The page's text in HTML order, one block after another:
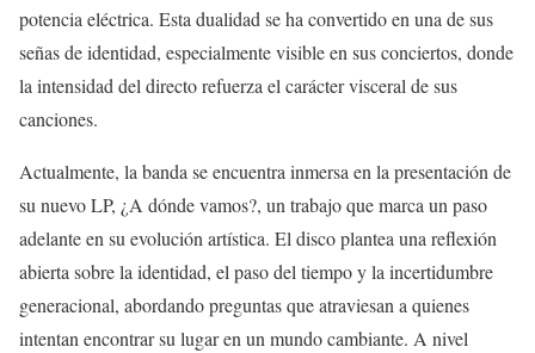
potencia eléctrica. Esta dualidad se ha convertido en una de sus
señas de identidad, especialmente visible en sus conciertos, donde
la intensidad del directo refuerza el carácter visceral de sus
canciones.
Actualmente, la banda se encuentra inmersa en la presentación de
su nuevo LP, ¿A dónde vamos?, un trabajo que marca un paso
adelante en su evolución artística. El disco plantea una reflexión
abierta sobre la identidad, el paso del tiempo y la incertidumbre
generacional, abordando preguntas que atraviesan a quienes
intentan encontrar su lugar en un mundo cambiante. A nivel